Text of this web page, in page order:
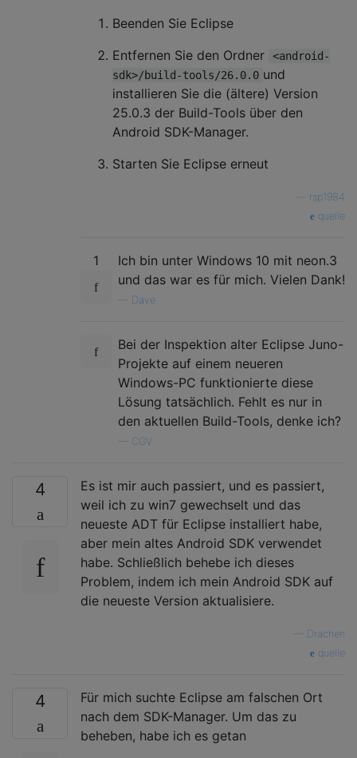
Beenden Sie Eclipse
Entfernen Sie den Ordner
<android-
sdk>/build-tools/26.0.0 und
installieren Sie die (ältere) Version
25.0.3 der Build-Tools über den
Android SDK-Manager.
Starten Sie Eclipse erneut
rsp1984
quelle
1
Ich bin unter Windows 10 mit neon.3
und das war es für mich. Vielen Dank!
Dave
Bei der Inspektion alter Eclipse Juno-
Projekte auf einem neueren
Windows-PC funktionierte diese
Lösung tatsächlich. Fehlt es nur in
den aktuellen Build-Tools, denke ich?
CGV
4
Es ist mir auch passiert, und es passiert,
weil ich zu win7 gewechselt und das
neueste ADT für Eclipse installiert habe,
aber mein altes Android SDK verwendet
habe. Schließlich behebe ich dieses
Problem, indem ich mein Android SDK auf
die neueste Version aktualisiere.
Drachen
quelle
4
Für mich suchte Eclipse am falschen Ort
nach dem SDK-Manager. Um das zu
beheben, habe ich es getan